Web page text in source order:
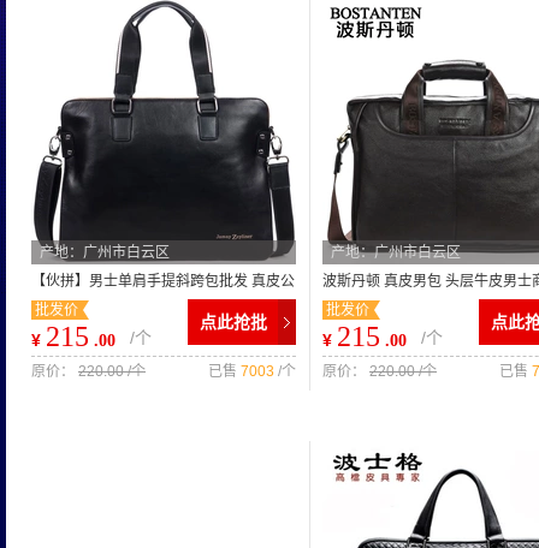
产地：广州市白云区
【伙拼】男士单肩手提斜跨包批发 真皮公
文包商务包电脑包 9380-5
批发价
¥ 215 .00 /个
点此抢批
已售 7003 /个
原价： 220.00 /个
产地：广州市白云区
波斯丹顿 真皮男包 头层牛皮男士
手提公文包斜挎包B10023
批发价
¥ 215 .00 /个
点此
已售
原价： 220.00 /个